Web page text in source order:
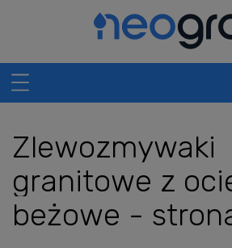
Zlewozmywaki
granitowe z
beżowe -